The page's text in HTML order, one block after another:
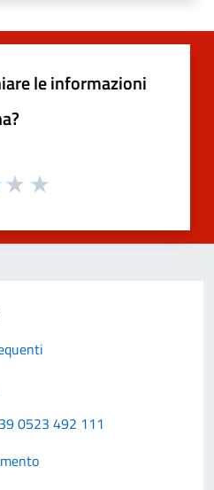
le informazioni
0523 492 111